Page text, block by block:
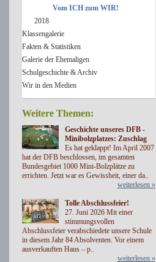
Vom ICH zum WIR!
2018
Klassengalerie
Fakten & Statistiken
Galerie der Ehemaligen
Schulgeschichte & Archiv
Wir in den Medien
Weitere Themen:
Geschichte unseres DFB -
Minibolzplatzes: Zuschlag
Es hat geklappt! Im April 2007
hat der DFB beschlossen, im gesamten
Bundesgebiet 1000 Mini-Bolzplätze zu
errichten. Jetzt war es Gewissheit, einer da..
weiterlesen »
Tolle Abschlussfeier!
27. Juni 2026 Mit einer
stimmungsvollen
Abschlussfeier verabschiedete unsere Schule
in diesem Jahr 84 Absolventen. Vor einem
ausverkauften Haus – p..
weiterlesen »